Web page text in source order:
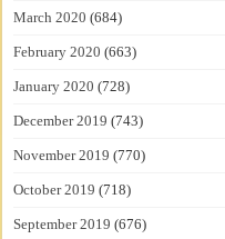
March 2020 (684)
February 2020 (663)
January 2020 (728)
December 2019 (743)
November 2019 (770)
October 2019 (718)
September 2019 (676)